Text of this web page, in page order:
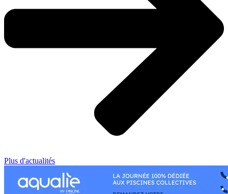
Plus d'actualités